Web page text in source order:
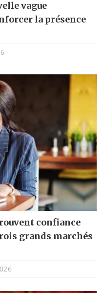
vague
la présence
confiance
grands marchés